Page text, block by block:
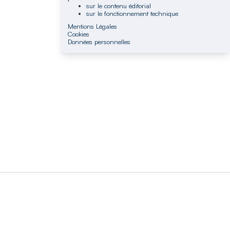
sur le contenu éditorial
sur le fonctionnement technique
Mentions Légales
Cookies
Données personnelles